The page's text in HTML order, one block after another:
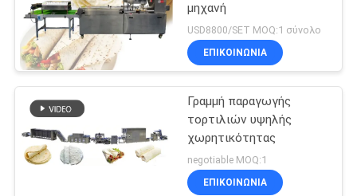
μηχανή
USD8800/SET MOQ:1 σύνολο
ΕΠΙΚΟΙΝΩΝΊΑ
Γραμμή παραγωγής
τορτιλιών υψηλής
χωρητικότητας
negotiable MOQ:1
ΕΠΙΚΟΙΝΩΝΊΑ